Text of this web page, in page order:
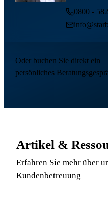
0800 -
Oder buchen Sie direkt ein
persönliches
Artikel &
Erfahren Sie mehr über
Kundenbetreuung